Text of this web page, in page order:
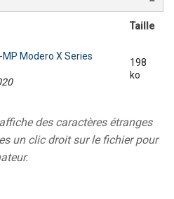
Taille
Modero X Series
198
ko
des caractères étranges
un clic droit sur le fichier pour